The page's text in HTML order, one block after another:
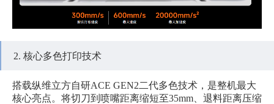
2. 核心多色打印技术
搭载纵维立方自研ACE GEN2二代多色技术，是整机最大
核心亮点。将切刀到喷嘴距离缩短至35mm、退料距离压缩